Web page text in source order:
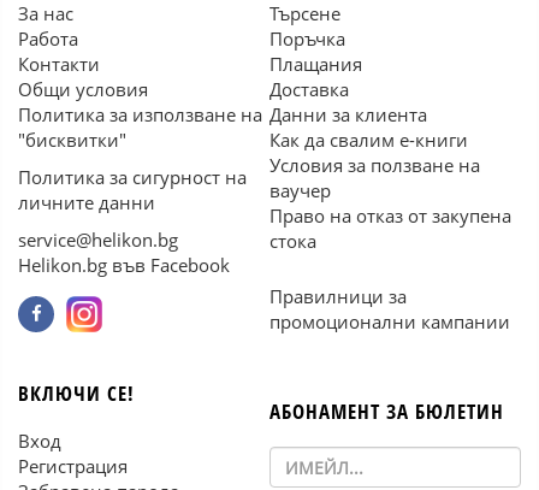
За нас
Работа
Контакти
Общи условия
Политика за използване на
"бисквитки"
Политика за сигурност на
личните данни
service@helikon.bg
Helikon.bg във Facebook
Търсене
Поръчка
Плащания
Доставка
Данни за клиента
Как да свалим е-книги
Условия за ползване на
ваучер
Право на отказ от закупена
стока
Правилници за
промоционални кампании
ВКЛЮЧИ СЕ!
Вход
Регистрация
АБОНАМЕНТ ЗА БЮЛЕТИН